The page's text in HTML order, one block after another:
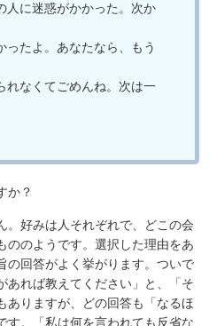
に迷惑がかかった。次か
たよ。あなたなら、もう
なくてごめんね。次は一
か？
。好みは人それぞれで、どこの会
ののようです。選択した理由をあ
の回答がよく挙がります。ついで
あれば教えてください」と、「そ
ありますが、どの回答も「なるほ
す。「私は何を言われても反省な